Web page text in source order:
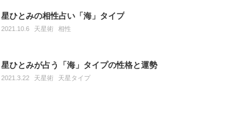
星ひとみの相性占い「海」タイプ
2021.10.6 天星術 相性
星ひとみが占う「海」タイプの性格と運勢
2021.3.22 天星術 天星タイプ